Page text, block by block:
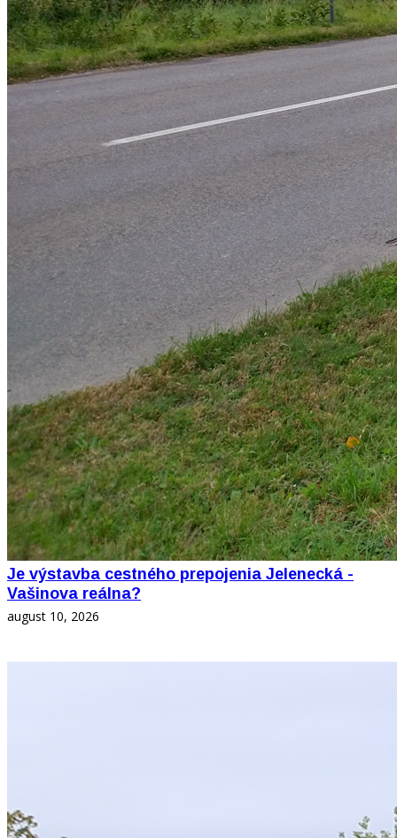
Je výstavba cestného prepojenia Jelenecká -
Vašinova reálna?
august 10, 2026